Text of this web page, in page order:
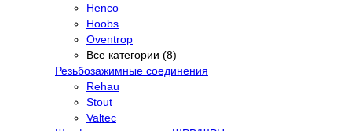
Henco
Hoobs
Oventrop
Все категории (8)
Резьбозажимные соединения
Rehau
Stout
Valtec